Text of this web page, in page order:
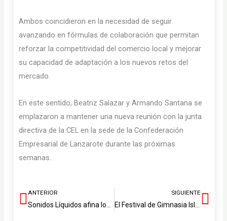
Ambos coincidieron en la necesidad de seguir
avanzando en fórmulas de colaboración que permitan
reforzar la competitividad del comercio local y mejorar
su capacidad de adaptación a los nuevos retos del
mercado.
En este sentido, Beatriz Salazar y Armando Santana se
emplazaron a mantener una nueva reunión con la junta
directiva de la CEL en la sede de la Confederación
Empresarial de Lanzarote durante las próximas
semanas.
Ant
ANTERIOR SIGUIENTE